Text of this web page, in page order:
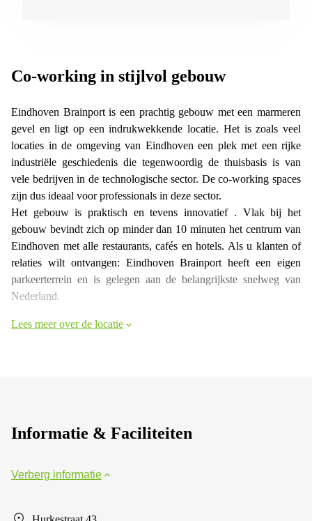
Co-working in stijlvol gebouw
Eindhoven Brainport is een prachtig gebouw met een marmeren
gevel en ligt op een indrukwekkende locatie. Het is zoals veel
locaties in de omgeving van Eindhoven een plek met een rijke
industriële geschiedenis die tegenwoordig de thuisbasis is van
vele bedrijven in de technologische sector. De co-working spaces
zijn dus ideaal voor professionals in deze sector.
Het gebouw is praktisch en tevens innovatief . Vlak bij het
gebouw bevindt zich op minder dan 10 minuten het centrum van
Eindhoven met alle restaurants, cafés en hotels. Als u klanten of
relaties wilt ontvangen: Eindhoven Brainport heeft een eigen
parkeerterrein en is gelegen aan de belangrijkste snelweg van
Nederland.
Lees meer over de locatie
Informatie & Faciliteiten
Verberg informatie